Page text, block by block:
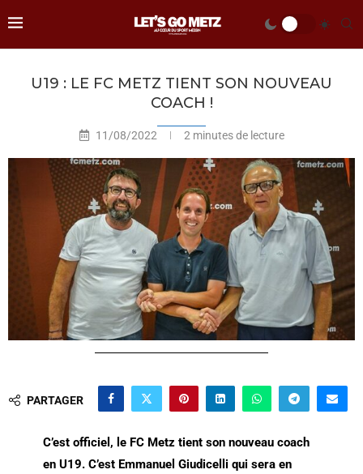
U19 : LE FC METZ TIENT SON NOUVEAU
COACH !
11/08/2022 2 minutes de lecture
PARTAGER
C’est officiel, le FC Metz tient son nouveau coach
en U19. C’est Emmanuel Giudicelli qui sera en